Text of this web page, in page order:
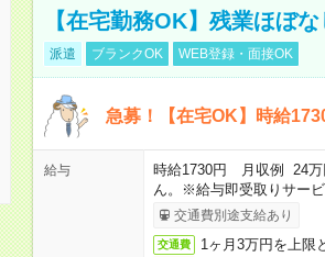
【在宅勤務OK】残業ほぼ
派遣 ブランクOK WEB登録・面接OK
急募！【在宅OK】時給
給与
時給1730円 月収例 24万
ん。※給与即受取りサービ
交通費別途支給あり
交通費 1ヶ月3万円を上限